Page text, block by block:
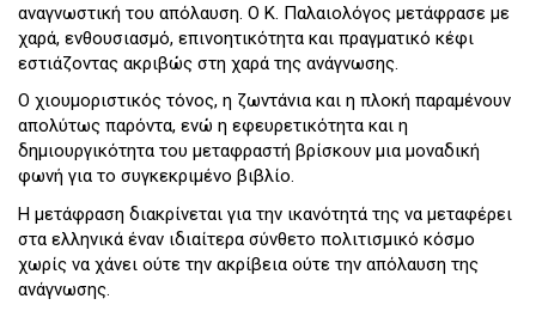
αναγνωστική του απόλαυση. Ο Κ. Παλαιολόγος μετάφρασε με
χαρά, ενθουσιασμό, επινοητικότητα και πραγματικό κέφι
εστιάζοντας ακριβώς στη χαρά της ανάγνωσης.
Ο χιουμοριστικός τόνος, η ζωντάνια και η πλοκή παραμένουν
απολύτως παρόντα, ενώ η εφευρετικότητα και η
δημιουργικότητα του μεταφραστή βρίσκουν μια μοναδική
φωνή για το συγκεκριμένο βιβλίο.
Η μετάφραση διακρίνεται για την ικανότητά της να μεταφέρει
στα ελληνικά έναν ιδιαίτερα σύνθετο πολιτισμικό κόσμο
χωρίς να χάνει ούτε την ακρίβεια ούτε την απόλαυση της
ανάγνωσης.